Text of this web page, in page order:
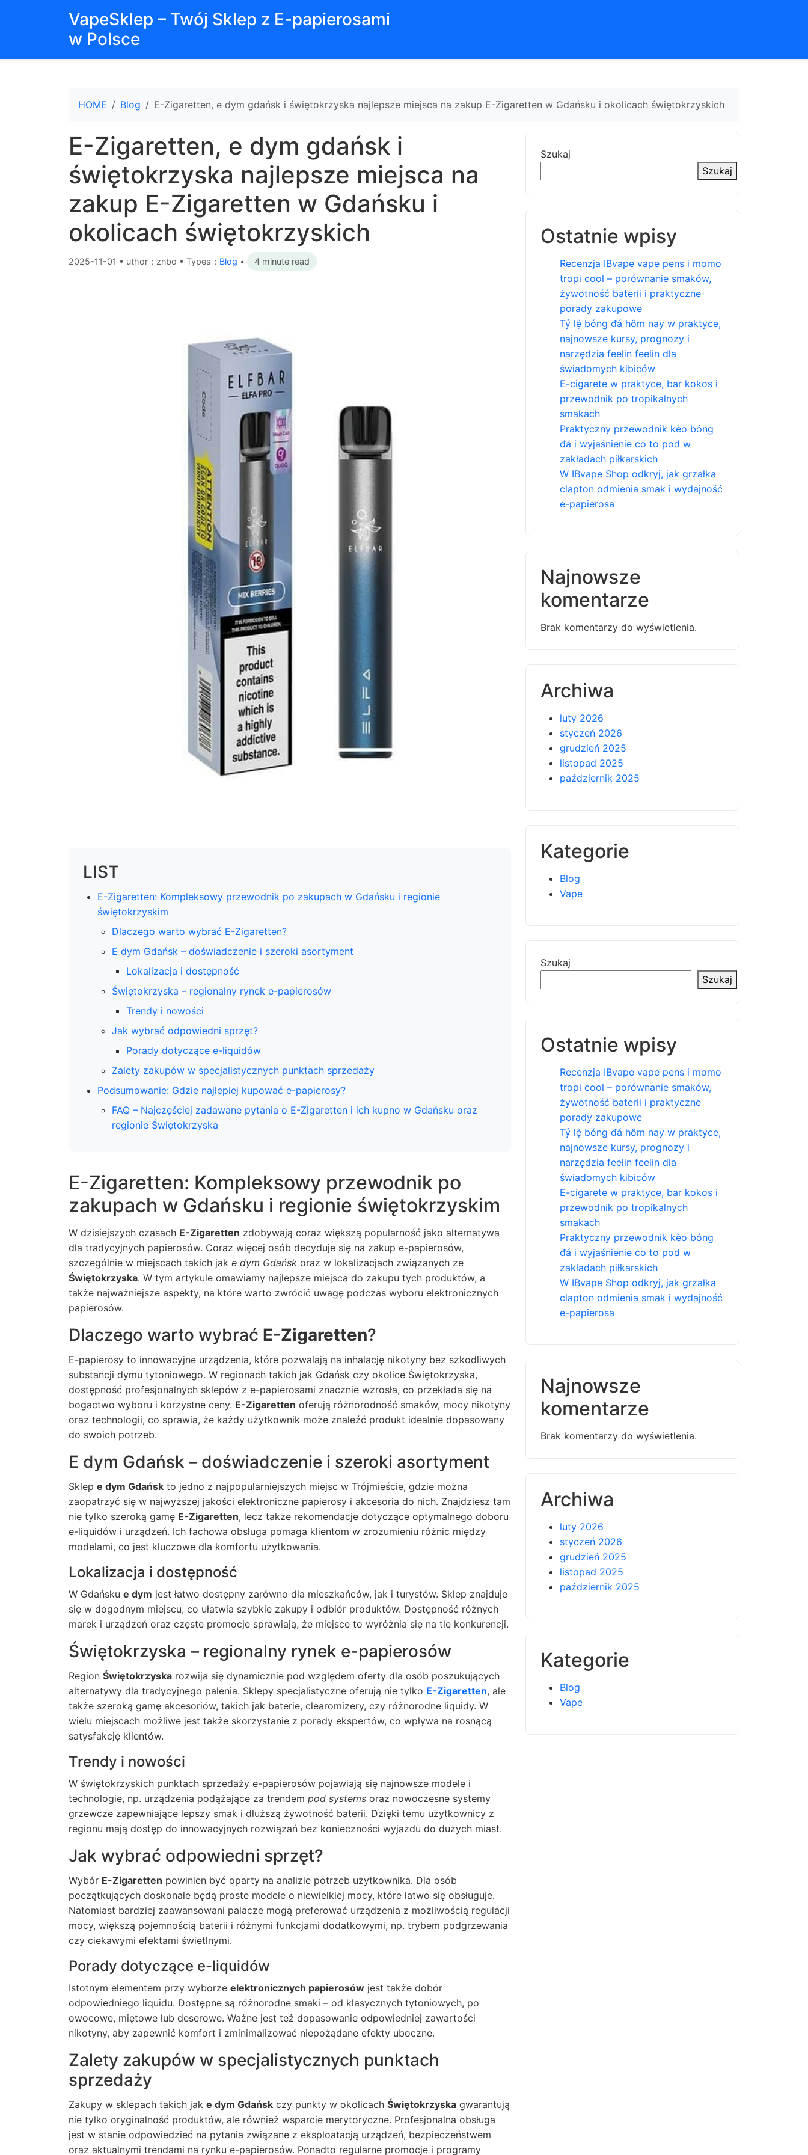
VapeSklep – Twój Sklep z E-papierosami
w Polsce
HOME Blog E-Zigaretten, e dym gdańsk i świętokrzyska najlepsze miejsca na zakup E-Zigaretten w Gdańsku i okolicach świętokrzyskich
E-Zigaretten, e dym gdańsk i
świętokrzyska najlepsze miejsca na
zakup E-Zigaretten w Gdańsku i
okolicach świętokrzyskich
2025-11-01 • uthor：znbo • Types： Blog • 4 minute read
LIST
E-Zigaretten: Kompleksowy przewodnik po zakupach w Gdańsku i regionie
świętokrzyskim
Dlaczego warto wybrać E-Zigaretten?
E dym Gdańsk – doświadczenie i szeroki asortyment
Lokalizacja i dostępność
Świętokrzyska – regionalny rynek e-papierosów
Trendy i nowości
Jak wybrać odpowiedni sprzęt?
Porady dotyczące e-liquidów
Zalety zakupów w specjalistycznych punktach sprzedaży
Podsumowanie: Gdzie najlepiej kupować e-papierosy?
FAQ – Najczęściej zadawane pytania o E-Zigaretten i ich kupno w Gdańsku oraz
regionie Świętokrzyska
E-Zigaretten: Kompleksowy przewodnik po
zakupach w Gdańsku i regionie świętokrzyskim
W dzisiejszych czasach E-Zigaretten zdobywają coraz większą popularność jako alternatywa
dla tradycyjnych papierosów. Coraz więcej osób decyduje się na zakup e-papierosów,
szczególnie w miejscach takich jak e dym Gdańsk oraz w lokalizacjach związanych ze
Świętokrzyska. W tym artykule omawiamy najlepsze miejsca do zakupu tych produktów, a
także najważniejsze aspekty, na które warto zwrócić uwagę podczas wyboru elektronicznych
papierosów.
Dlaczego warto wybrać E-Zigaretten?
E-papierosy to innowacyjne urządzenia, które pozwalają na inhalację nikotyny bez szkodliwych
substancji dymu tytoniowego. W regionach takich jak Gdańsk czy okolice Świętokrzyska,
dostępność profesjonalnych sklepów z e-papierosami znacznie wzrosła, co przekłada się na
bogactwo wyboru i korzystne ceny. E-Zigaretten oferują różnorodność smaków, mocy nikotyny
oraz technologii, co sprawia, że każdy użytkownik może znaleźć produkt idealnie dopasowany
do swoich potrzeb.
E dym Gdańsk – doświadczenie i szeroki asortyment
Sklep e dym Gdańsk to jedno z najpopularniejszych miejsc w Trójmieście, gdzie można
zaopatrzyć się w najwyższej jakości elektroniczne papierosy i akcesoria do nich. Znajdziesz tam
nie tylko szeroką gamę E-Zigaretten, lecz także rekomendacje dotyczące optymalnego doboru
e-liquidów i urządzeń. Ich fachowa obsługa pomaga klientom w zrozumieniu różnic między
modelami, co jest kluczowe dla komfortu użytkowania.
Lokalizacja i dostępność
W Gdańsku e dym jest łatwo dostępny zarówno dla mieszkańców, jak i turystów. Sklep znajduje
się w dogodnym miejscu, co ułatwia szybkie zakupy i odbiór produktów. Dostępność różnych
marek i urządzeń oraz częste promocje sprawiają, że miejsce to wyróżnia się na tle konkurencji.
Świętokrzyska – regionalny rynek e-papierosów
Region Świętokrzyska rozwija się dynamicznie pod względem oferty dla osób poszukujących
alternatywy dla tradycyjnego palenia. Sklepy specjalistyczne oferują nie tylko E-Zigaretten, ale
także szeroką gamę akcesoriów, takich jak baterie, clearomizery, czy różnorodne liquidy. W
wielu miejscach możliwe jest także skorzystanie z porady ekspertów, co wpływa na rosnącą
satysfakcję klientów.
Trendy i nowości
W świętokrzyskich punktach sprzedaży e-papierosów pojawiają się najnowsze modele i
technologie, np. urządzenia podążające za trendem pod systems oraz nowoczesne systemy
grzewcze zapewniające lepszy smak i dłuższą żywotność baterii. Dzięki temu użytkownicy z
regionu mają dostęp do innowacyjnych rozwiązań bez konieczności wyjazdu do dużych miast.
Jak wybrać odpowiedni sprzęt?
Wybór E-Zigaretten powinien być oparty na analizie potrzeb użytkownika. Dla osób
początkujących doskonałe będą proste modele o niewielkiej mocy, które łatwo się obsługuje.
Natomiast bardziej zaawansowani palacze mogą preferować urządzenia z możliwością regulacji
mocy, większą pojemnością baterii i różnymi funkcjami dodatkowymi, np. trybem podgrzewania
czy ciekawymi efektami świetlnymi.
Porady dotyczące e-liquidów
Istotnym elementem przy wyborze elektronicznych papierosów jest także dobór
odpowiedniego liquidu. Dostępne są różnorodne smaki – od klasycznych tytoniowych, po
owocowe, miętowe lub deserowe. Ważne jest też dopasowanie odpowiedniej zawartości
nikotyny, aby zapewnić komfort i zminimalizować niepożądane efekty uboczne.
Zalety zakupów w specjalistycznych punktach
sprzedaży
Zakupy w sklepach takich jak e dym Gdańsk czy punkty w okolicach Świętokrzyska gwarantują
nie tylko oryginalność produktów, ale również wsparcie merytoryczne. Profesjonalna obsługa
jest w stanie odpowiedzieć na pytania związane z eksploatacją urządzeń, bezpieczeństwem
oraz aktualnymi trendami na rynku e-papierosów. Ponadto regularne promocje i programy
Szukaj
Szukaj
Ostatnie wpisy
Recenzja IBvape vape pens i momo
tropi cool – porównanie smaków,
żywotność baterii i praktyczne
porady zakupowe
Tỷ lệ bóng đá hôm nay w praktyce,
najnowsze kursy, prognozy i
narzędzia feelin feelin dla
świadomych kibiców
E-cigarete w praktyce, bar kokos i
przewodnik po tropikalnych
smakach
Praktyczny przewodnik kèo bóng
đá i wyjaśnienie co to pod w
zakładach piłkarskich
W IBvape Shop odkryj, jak grzałka
clapton odmienia smak i wydajność
e-papierosa
Najnowsze
komentarze
Brak komentarzy do wyświetlenia.
Archiwa
luty 2026
styczeń 2026
grudzień 2025
listopad 2025
październik 2025
Kategorie
Blog
Vape
Szukaj
Szukaj
Ostatnie wpisy
Recenzja IBvape vape pens i momo
tropi cool – porównanie smaków,
żywotność baterii i praktyczne
porady zakupowe
Tỷ lệ bóng đá hôm nay w praktyce,
najnowsze kursy, prognozy i
narzędzia feelin feelin dla
świadomych kibiców
E-cigarete w praktyce, bar kokos i
przewodnik po tropikalnych
smakach
Praktyczny przewodnik kèo bóng
đá i wyjaśnienie co to pod w
zakładach piłkarskich
W IBvape Shop odkryj, jak grzałka
clapton odmienia smak i wydajność
e-papierosa
Najnowsze
komentarze
Brak komentarzy do wyświetlenia.
Archiwa
luty 2026
styczeń 2026
grudzień 2025
listopad 2025
październik 2025
Kategorie
Blog
Vape